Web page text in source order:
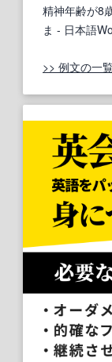
精神年齢が8
ま - 日本語
>> 例文の一